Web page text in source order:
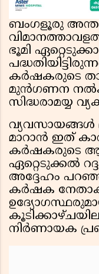
ബംഗളൂരു
ഭൂമി
കർഷകരുടെ
മുൻഗണന
സിദ്ധരാമയ്യ
വ്യവസായങ്ങൾ
മാറാൻ ഇത്
കർഷകരുടെ
ഏറ്റെടുക്കൽ
അദ്ദേഹം
കർഷക
നിർണായക